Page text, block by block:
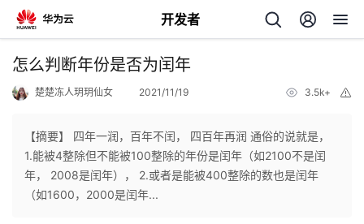
开发者
返
个
怎么判断年份是否为闰年
楚楚冻人玥玥仙女 2021/11/19 3.5k+
【摘要】 四年一润，百年不闰， 四百年再润 通俗的说就是，
1.能被4整除但不能被100整除的年份是闰年（如2100不是闰
年， 2008是闰年）， 2.或者是能被400整除的数也是闰年
（如1600，2000是闰年...